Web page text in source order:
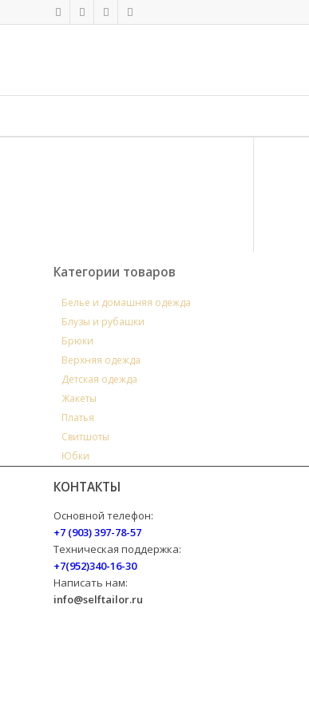
Категории товаров
Белье и домашняя одежда
Блузы и рубашки
Брюки
Верхняя одежда
Детская одежда
Жакеты
Платья
Свитшоты
Юбки
КОНТАКТЫ
Основной телефон:
+7 (903) 397-78-57
Техническая поддержка:
+7(952)340-16-30
Написать нам:
info@selftailor.ru